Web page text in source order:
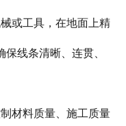
或工具，在地面上精
线条清晰、连贯、
材料质量、施工质量